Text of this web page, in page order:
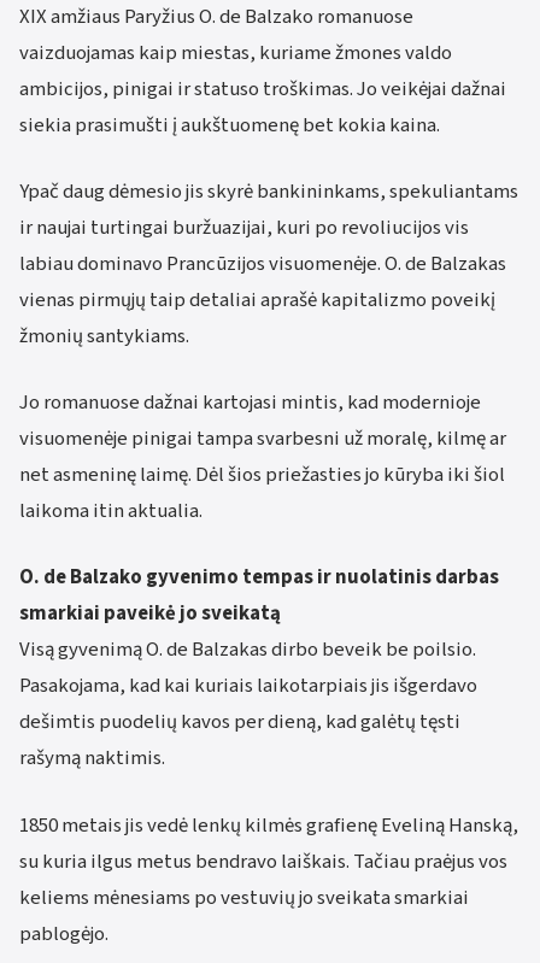
XIX amžiaus Paryžius O. de Balzako romanuose
vaizduojamas kaip miestas, kuriame žmones valdo
ambicijos, pinigai ir statuso troškimas. Jo veikėjai dažnai
siekia prasimušti į aukštuomenę bet kokia kaina.
Ypač daug dėmesio jis skyrė bankininkams, spekuliantams
ir naujai turtingai buržuazijai, kuri po revoliucijos vis
labiau dominavo Prancūzijos visuomenėje. O. de Balzakas
vienas pirmųjų taip detaliai aprašė kapitalizmo poveikį
žmonių santykiams.
Jo romanuose dažnai kartojasi mintis, kad modernioje
visuomenėje pinigai tampa svarbesni už moralę, kilmę ar
net asmeninę laimę. Dėl šios priežasties jo kūryba iki šiol
laikoma itin aktualia.
O. de Balzako gyvenimo tempas ir nuolatinis darbas
smarkiai paveikė jo sveikatą
Visą gyvenimą O. de Balzakas dirbo beveik be poilsio.
Pasakojama, kad kai kuriais laikotarpiais jis išgerdavo
dešimtis puodelių kavos per dieną, kad galėtų tęsti
rašymą naktimis.
1850 metais jis vedė lenkų kilmės grafienę Eveliną Hanską,
su kuria ilgus metus bendravo laiškais. Tačiau praėjus vos
keliems mėnesiams po vestuvių jo sveikata smarkiai
pablogėjo.